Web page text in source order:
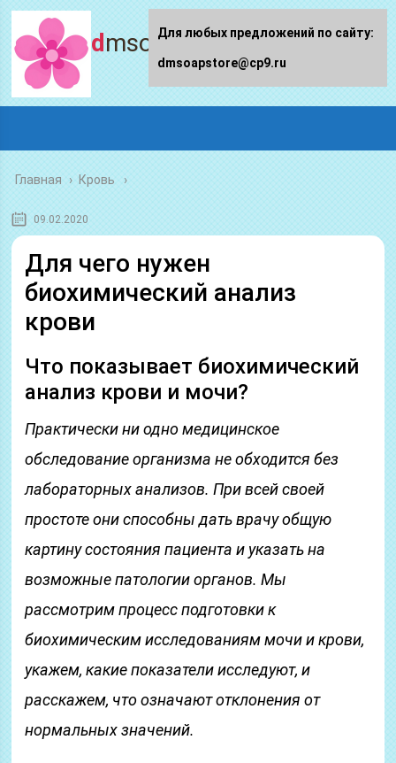
dmsoapstore.ru
Главная › Кровь
09.02.2020
Для чего нужен
биохимический анализ
крови
Что показывает биохимический
анализ крови и мочи?
Практически ни одно медицинское
обследование организма не обходится без
лабораторных анализов. При всей своей
простоте они способны дать врачу общую
картину состояния пациента и указать на
возможные патологии органов. Мы
рассмотрим процесс подготовки к
биохимическим исследованиям мочи и крови,
укажем, какие показатели исследуют, и
расскажем, что означают отклонения от
нормальных значений.
Для любых предложений по сайту:
dmsoapstore@cp9.ru